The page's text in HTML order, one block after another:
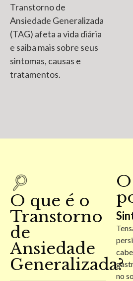
Transtorno de
Ansiedade Generalizada
(TAG) afeta a vida diária
e saiba mais sobre seus
sintomas, causas e
tratamentos.
O que é o
Transtorno
de
Ansiedade
Generalizada?
no